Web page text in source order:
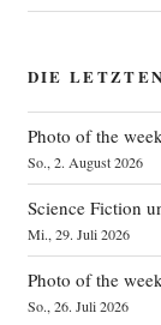
DIE
Photo of the
So., 2. August 2026
Science Fiction
Mi., 29. Juli 2026
Photo of the
So., 26. Juli 2026